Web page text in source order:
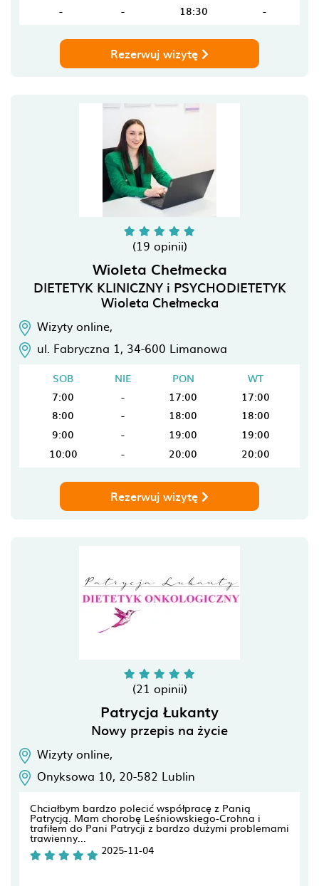
-
- 18:30 -
Rezerwuj wizytę
(19 opinii)
Wioleta Chełmecka
DIETETYK KLINICZNY i PSYCHODIETETYK
Wioleta Chełmecka
Wizyty online,
ul. Fabryczna 1, 34-600 Limanowa
SOB NIE PON
WT
7:00
- 17:00
17:00
8:00
- 18:00
18:00
9:00
- 19:00
19:00
10:00
- 20:00 20:00
Rezerwuj wizytę
(21 opinii)
Patrycja Łukanty
Nowy przepis na życie
Wizyty online,
Onyksowa 10, 20-582 Lublin
Chciałbym bardzo polecić współpracę z Panią
Patrycją. Mam chorobę Leśniowskiego-Crohna i
trafiłem do Pani Patrycji z bardzo dużymi problemami
trawienny...
2025-11-04